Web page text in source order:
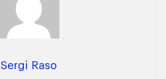
Sergi Raso